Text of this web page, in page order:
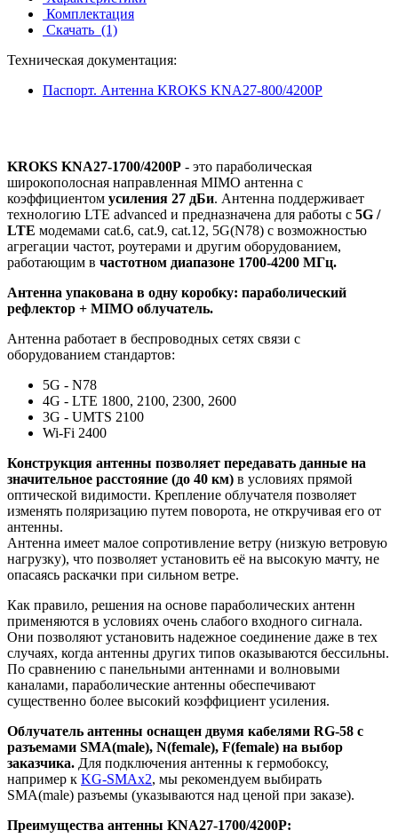
Комплектация
Скачать (1)
Техническая документация:
Паспорт. Антенна KROKS KNA27-800/4200P
KROKS KNA27-1700/4200P - это параболическая
широкополосная направленная MIMO антенна с
коэффициентом усиления 27 дБи. Антенна поддерживает
технологию LTE advanced и предназначена для работы с 5G /
LTE модемами cat.6, cat.9, cat.12, 5G(N78) с возможностью
агрегации частот, роутерами и другим оборудованием,
работающим в частотном диапазоне 1700-4200 МГц.
Антенна упакована в одну коробку: параболический
рефлектор + MIMO облучатель.
Антенна работает в беспроводных сетях связи с
оборудованием стандартов:
5G - N78
4G - LTE 1800, 2100, 2300, 2600
3G - UMTS 2100
Wi-Fi 2400
Конструкция антенны позволяет передавать данные на
значительное расстояние (до 40 км) в условиях прямой
оптической видимости. Крепление облучателя позволяет
изменять поляризацию путем поворота, не откручивая его от
антенны.
Антенна имеет малое сопротивление ветру (низкую ветровую
нагрузку), что позволяет установить её на высокую мачту, не
опасаясь раскачки при сильном ветре.
Как правило, решения на основе параболических антенн
применяются в условиях очень слабого входного сигнала.
Они позволяют установить надежное соединение даже в тех
случаях, когда антенны других типов оказываются бессильны.
По сравнению с панельными антеннами и волновыми
каналами, параболические антенны обеспечивают
существенно более высокий коэффициент усиления.
Облучатель антенны оснащен двумя кабелями RG-58 с
разъемами SMA(male), N(female), F(female) на выбор
заказчика. Для подключения антенны к гермобоксу,
например к KG-SMAx2, мы рекомендуем выбирать
SMA(male) разъемы (указываются над ценой при заказе).
Преимущества антенны KNA27-1700/4200P: